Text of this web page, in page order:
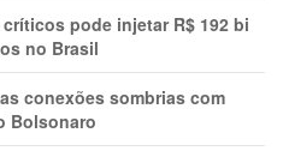
pode injetar R$ 192 bi
no Brasil
conexões sombrias com
Bolsonaro